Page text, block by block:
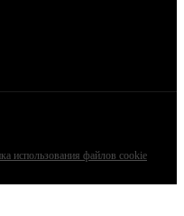
использования файлов cookie